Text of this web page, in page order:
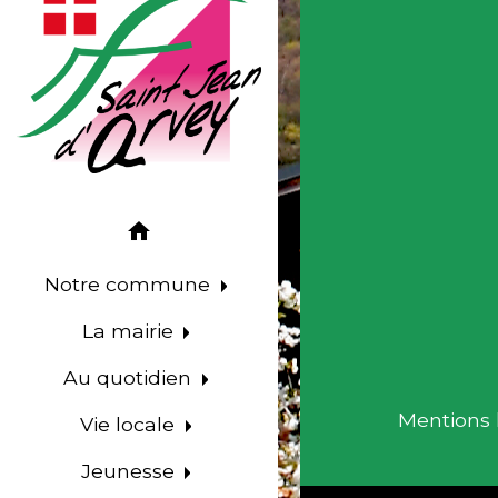
home
Notre commune
La mairie
Au quotidien
Vie locale
Jeunesse
Mentions